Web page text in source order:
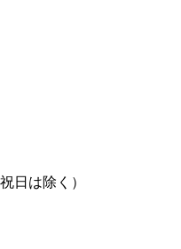
日は除く）